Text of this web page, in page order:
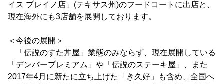
イス プレイノ店」(テキサス州)のフードコートに出店と、
現在海外にも3店舗を展開しております。
＜今後の展開＞
「伝説のすた丼屋」業態のみならず、現在展開している
「デンバープレミアム」や「伝説のステーキ屋」、また
2017年4月に新たに立ち上げた「き久好」も含め、全国へ